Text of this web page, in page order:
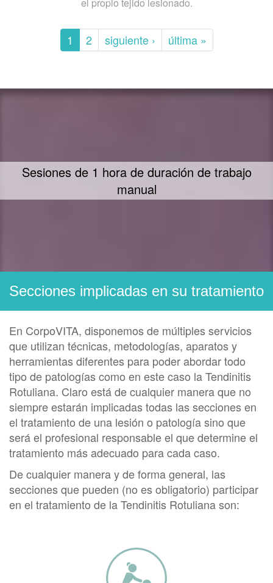
el propio tejido lesionado.
1 2 siguiente › última »
Sesiones de 1 hora de duración de trabajo
manual
Secciones implicadas en su tratamiento
En CorpoVITA, disponemos de múltiples servicios
que utilizan técnicas, metodologías, aparatos y
herramientas diferentes para poder abordar todo
tipo de patologías como en este caso la Tendinitis
Rotuliana. Claro está de cualquier manera que no
siempre estarán implicadas todas las secciones en
el tratamiento de una lesión o patología sino que
será el profesional responsable el que determine el
tratamiento más adecuado para cada caso.
De cualquier manera y de forma general, las
secciones que pueden (no es obligatorio) participar
en el tratamiento de la Tendinitis Rotuliana son: